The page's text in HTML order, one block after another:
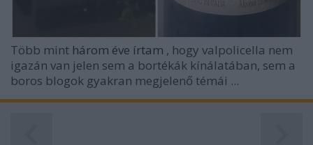
Több mint három éve írtam , hogy valpolicella nem
igazán van jelen sem a bortékák kínálatában, sem a
boros blogok gyakran megjelenő témái ...